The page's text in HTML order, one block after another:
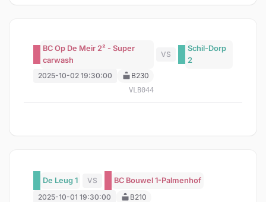
BC Op De Meir 2² - Super
carwash
VS
Schil-Dorp
2
2025-10-02 19:30:00
B230
VLB044
De Leug 1 VS
BC Bouwel 1-Palmenhof
2025-10-01 19:30:00
B210